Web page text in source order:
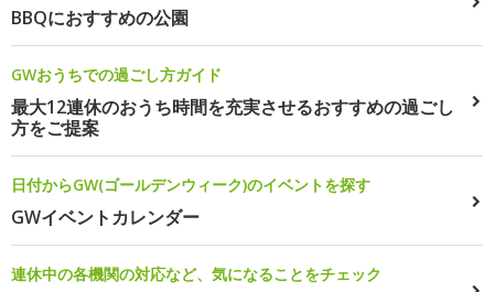
BBQにおすすめの公園
GWおうちでの過ごし方ガイド
最大12連休のおうち時間を充実させるおすすめの過ごし
方をご提案
日付からGW(ゴールデンウィーク)のイベントを探す
GWイベントカレンダー
連休中の各機関の対応など、気になることをチェック